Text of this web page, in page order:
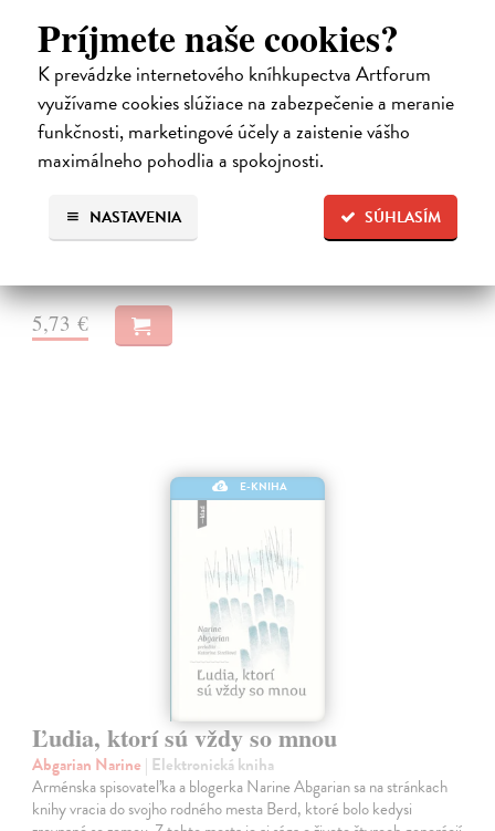
Príjmete naše cookies?
K prevádzke internetového kníhkupectva Artforum
využívame cookies slúžiace na zabezpečenie a meranie
funkčnosti, marketingové účely a zaistenie vášho
maximálneho pohodlia a spokojnosti.
SÚHLASÍM
NASTAVENIA
Tajnosti francouzského pekaře
Mayle Peter| Elektronická kniha
V tomto útlém svazku Peter Mayle spojil síly s Gérardem Auzetem,
majitelem proslulé pekárny „Chez Auzet“ v provensálském
Cavaillonu, aby nám prozradil vše o pečení chleba po francouzsku. Od
přípravy a…
5,73 €
E-KNIHA
Ľudia, ktorí sú vždy so mnou
Abgarian Narine | Elektronická kniha
Arménska spisovateľka a blogerka Narine Abgarian sa na stránkach
knihy vracia do svojho rodného mesta Berd, ktoré bolo kedysi